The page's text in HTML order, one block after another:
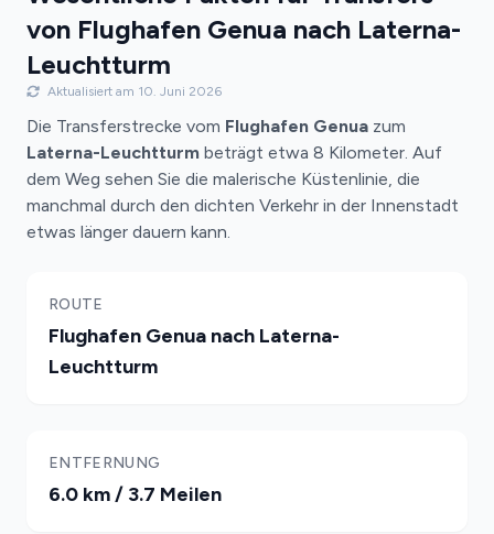
von Flughafen Genua nach Laterna-
Leuchtturm
Aktualisiert am 10. Juni 2026
Die Transferstrecke vom Flughafen Genua zum
Laterna-Leuchtturm beträgt etwa 8 Kilometer. Auf
dem Weg sehen Sie die malerische Küstenlinie, die
manchmal durch den dichten Verkehr in der Innenstadt
etwas länger dauern kann.
ROUTE
Flughafen Genua nach Laterna-
Leuchtturm
ENTFERNUNG
6.0 km / 3.7 Meilen